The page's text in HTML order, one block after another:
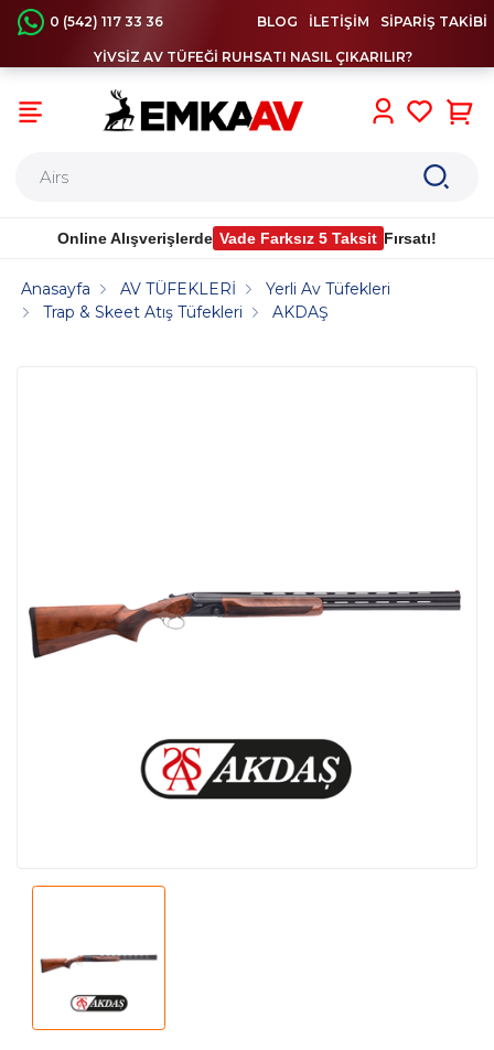
0 (542) 117 33 36 BLOG İLETİŞİM SİPARİŞ TAKİBİ
YİVSİZ AV TÜFEĞİ RUHSATI NASIL ÇIKARILIR?
Online Alışverişlerde Vade Farksız 5 Taksit Fırsatı!
Anasayfa AV TÜFEKLERİ
Yerli Av Tüfekleri
Trap & Skeet Atış Tüfekleri
AKDAŞ